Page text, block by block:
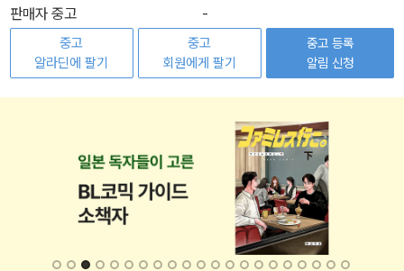
판매자 중고
-
중고
알라딘에 팔기
중고
회원에게 팔기
중고 등록
알림 신청